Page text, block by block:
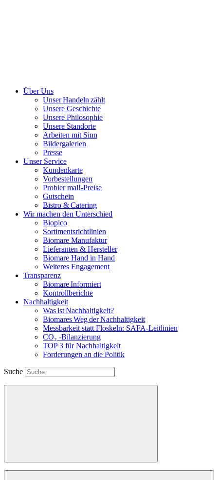
Über Uns
Unser Handeln zählt
Unsere Geschichte
Unsere Philosophie
Unsere Standorte
Arbeiten mit Sinn
Bildergalerien
Presse
Unser Service
Kundenkarte
Vorbestellungen
Probier mal!-Preise
Gutschein
Bistro & Catering
Wir machen den Unterschied
Biopico
Sortimentsrichtlinien
Biomare Manufaktur
Lieferanten & Hersteller
Biomare Hand in Hand
Weiteres Engagement
Transparenz
Biomare Informiert
Kontrollberichte
Nachhaltigkeit
Was ist Nachhaltigkeit?
Biomares Weg der Nachhaltigkeit
Messbarkeit statt Floskeln: SAFA-Leitlinien
CO₂ -Bilanzierung
TOP 3 für Nachhaltigkeit
Forderungen an die Politik
Suche